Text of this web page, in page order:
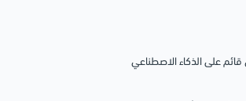
على الذكاء الاصطناعي